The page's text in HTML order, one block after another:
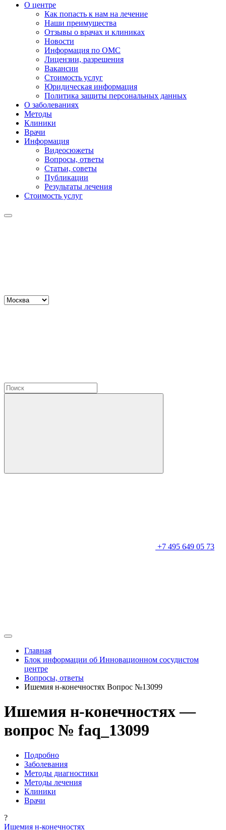
О центре
Как попасть к нам на лечение
Наши преимущества
Отзывы о врачах и клиниках
Новости
Информация по ОМС
Лицензии, разрешения
Вакансии
Стоимость услуг
Юридическая информация
Политика защиты персональных данных
О заболеваниях
Методы
Клиники
Врачи
Информация
Видеосюжеты
Вопросы, ответы
Статьи, советы
Публикации
Результаты лечения
Стоимость услуг
+7 495 649 05 73
Главная
Блок информации об Инновационном сосудистом
центре
Вопросы, ответы
Ишемия н-конечностях Вопрос №13099
Ишемия н-конечностях —
вопрос № faq_13099
Подробно
Заболевания
Методы диагностики
Методы лечения
Клиники
Врачи
?
Ишемия н-конечностях